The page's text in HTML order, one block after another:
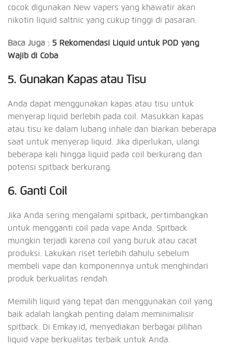
cocok digunakan New vapers yang khawatir akan
nikotin liquid saltnic yang cukup tinggi di pasaran.
Baca Juga : 5 Rekomendasi Liquid untuk POD yang
Wajib di Coba
5. Gunakan Kapas atau Tisu
Anda dapat menggunakan kapas atau tisu untuk
menyerap liquid berlebih pada coil. Masukkan kapas
atau tisu ke dalam lubang inhale dan biarkan beberapa
saat untuk menyerap liquid. Jika diperlukan, ulangi
beberapa kali hingga liquid pada coil berkurang dan
potensi spitback berkurang.
6. Ganti Coil
Jika Anda sering mengalami spitback, pertimbangkan
untuk mengganti coil pada vape Anda. Spitback
mungkin terjadi karena coil yang buruk atau cacat
produksi. Lakukan riset terlebih dahulu sebelum
membeli vape dan komponennya untuk menghindari
produk berkualitas rendah.
Memilih liquid yang tepat dan menggunakan coil yang
baik adalah langkah penting dalam meminimalisir
spitback. Di Emkay.id, menyediakan berbagai pilihan
liquid vape berkualitas terbaik untuk Anda.